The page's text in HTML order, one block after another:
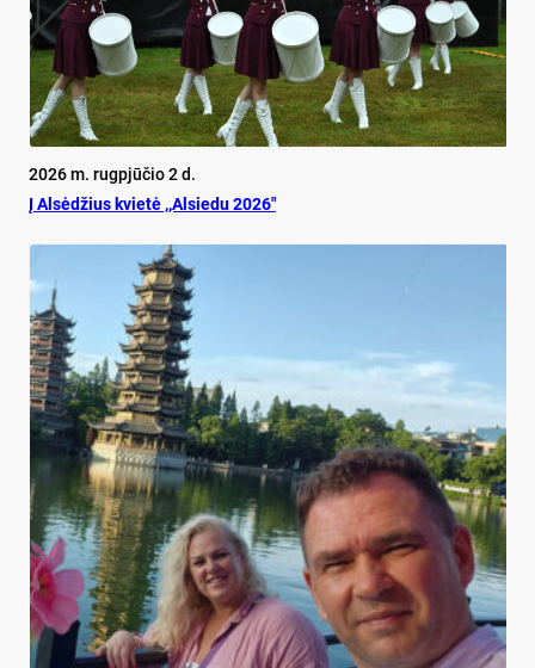
2026 m. rugpjūčio 2 d.
Į Alsėdžius kvietė ,,Alsiedu 2026″